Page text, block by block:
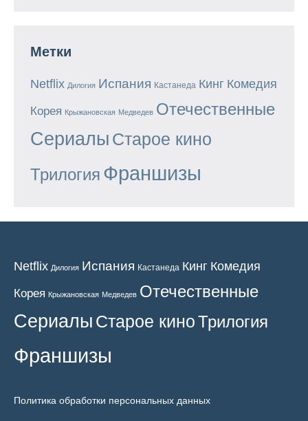
Метки
Netflix Дилогия Испания Кастанеда Кинг Комедия
Корея Крыжановская Медведев Отечественные
Сериалы Старое кино
Трилогия Франшизы
Netflix Дилогия Испания Кастанеда Кинг Комедия
Корея Крыжановская Медведев Отечественные
Сериалы Старое киноТрилогия
Франшизы
Политика обработки персональных данных